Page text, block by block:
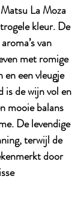
La Moza
kleur. De
van
met romige
een vleugje
is de wijn vol en
mooie balans
De levendige
terwijl de
door